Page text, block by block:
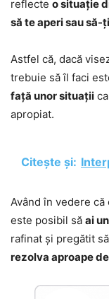
reflecte o situație
să te aperi sau
Astfel că, dacă
trebuie să îl faci
față unor situații
apropiat.
Citește și:
Având în vedere
este posibil să ai
rafinat și pregătit
rezolva aproape